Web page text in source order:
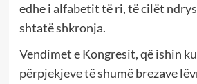
edhe i alfabetit të ri, të cilët
shtatë shkronja.
Vendimet e Kongresit, që ishin
përpjekjeve të shumë brezave